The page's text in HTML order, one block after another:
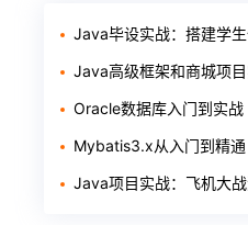
Java毕设实战：搭建学生
Java高级框架和商城项
Oracle数据库入门到实战
Mybatis3.x从入门到精通
Java项目实战：飞机大